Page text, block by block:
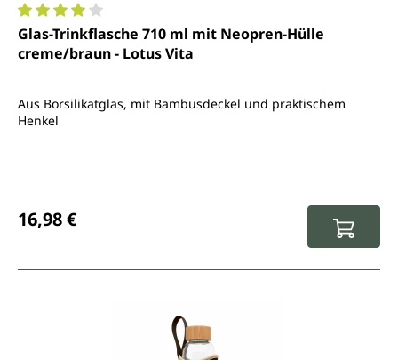
Durchschnittliche Bewertung von 4 von 5 Sternen
Glas-Trinkflasche 710 ml mit Neopren-Hülle
creme/braun - Lotus Vita
Aus Borsilikatglas, mit Bambusdeckel und praktischem
Henkel
16,98 €